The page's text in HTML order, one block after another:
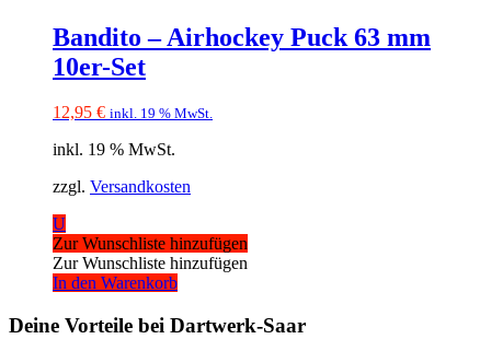
Bandito – Airhockey Puck 63 mm
10er-Set
12,95 € inkl. 19 % MwSt.
inkl. 19 % MwSt.
zzgl. Versandkosten
U
Zur Wunschliste hinzufügen
Zur Wunschliste hinzufügen
In den Warenkorb
Deine Vorteile bei Dartwerk-Saar